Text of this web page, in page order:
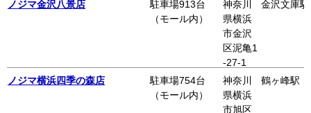
ノジマ金沢八景店
駐車場913台
（モール内）
神奈川
県横浜
市金沢
区泥亀1
-27-1
イオン
金沢八
景店 3
金沢文庫駅
ノジマ横浜四季の森店
駐車場754台
（モール内）
神奈川
県横浜
市旭区
鶴ヶ峰駅